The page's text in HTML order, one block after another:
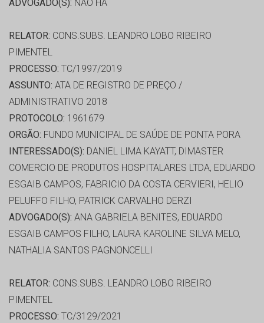
ADVOGADO(S): NÃO HÁ
RELATOR: CONS.SUBS. LEANDRO LOBO RIBEIRO
PIMENTEL
PROCESSO: TC/1997/2019
ASSUNTO: ATA DE REGISTRO DE PREÇO /
ADMINISTRATIVO 2018
PROTOCOLO: 1961679
ORGÃO: FUNDO MUNICIPAL DE SAÚDE DE PONTA PORA
INTERESSADO(S): DANIEL LIMA KAYATT, DIMASTER
COMERCIO DE PRODUTOS HOSPITALARES LTDA, EDUARDO
ESGAIB CAMPOS, FABRICIO DA COSTA CERVIERI, HELIO
PELUFFO FILHO, PATRICK CARVALHO DERZI
ADVOGADO(S): ANA GABRIELA BENITES, EDUARDO
ESGAIB CAMPOS FILHO, LAURA KAROLINE SILVA MELO,
NATHALIA SANTOS PAGNONCELLI
RELATOR: CONS.SUBS. LEANDRO LOBO RIBEIRO
PIMENTEL
PROCESSO: TC/3129/2021